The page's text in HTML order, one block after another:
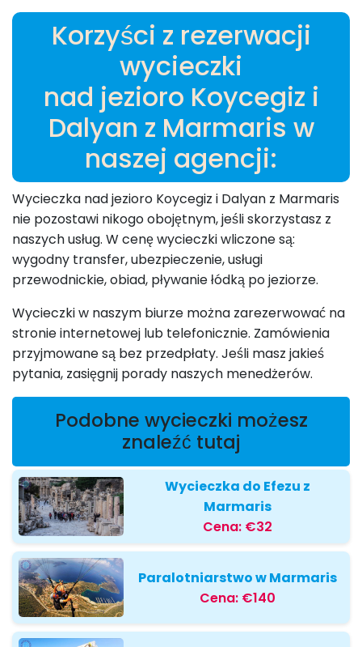
Korzyści z rezerwacji
wycieczki
nad jezioro Koycegiz i
Dalyan z Marmaris w
naszej agencji:
Wycieczka nad jezioro Koycegiz i Dalyan z Marmaris
nie pozostawi nikogo obojętnym, jeśli skorzystasz z
naszych usług. W cenę wycieczki wliczone są:
wygodny transfer, ubezpieczenie, usługi
przewodnickie, obiad, pływanie łódką po jeziorze.
Wycieczki w naszym biurze można zarezerwować na
stronie internetowej lub telefonicznie. Zamówienia
przyjmowane są bez przedpłaty. Jeśli masz jakieś
pytania, zasięgnij porady naszych menedżerów.
Podobne wycieczki możesz
znaleźć tutaj
Wycieczka do Efezu z
Marmaris
Cena: €32
Paralotniarstwo w Marmaris
Cena: €140